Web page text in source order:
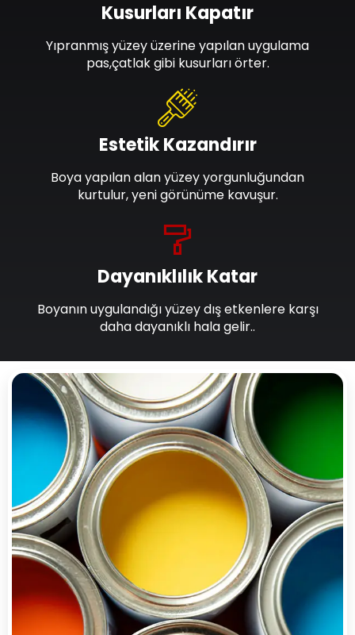
Dayanıklılık Katar
Boyanın uygulandığı yüzey dış etkenlere karşı
daha dayanıklı hala gelir..
Estetik Kazandırır
Boya yapılan alan yüzey yorgunluğundan
kurtulur, yeni görünüme kavuşur.
Kusurları Kapatır
Yıpranmış yüzey üzerine yapılan uygulama
pas,çatlak gibi kusurları örter.